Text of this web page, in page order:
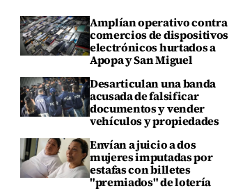
Amplían operativo contra
comercios de dispositivos
electrónicos hurtados a
Apopa y San Miguel
Desarticulan una banda
acusada de falsificar
documentos y vender
vehículos y propiedades
Envían a juicio a dos
mujeres imputadas por
estafas con billetes
"premiados" de lotería